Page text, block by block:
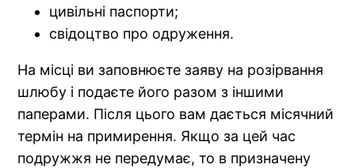
цивільні паспорти;
свідоцтво про одруження.
На місці ви заповнюєте заяву на розірвання
шлюбу і подаєте його разом з іншими
паперами. Після цього вам дається місячний
термін на примирення. Якщо за цей час
подружжя не передумає, то в призначену